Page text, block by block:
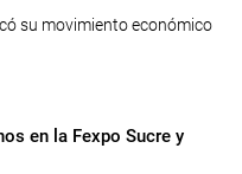
su movimiento económico
en la Fexpo Sucre y